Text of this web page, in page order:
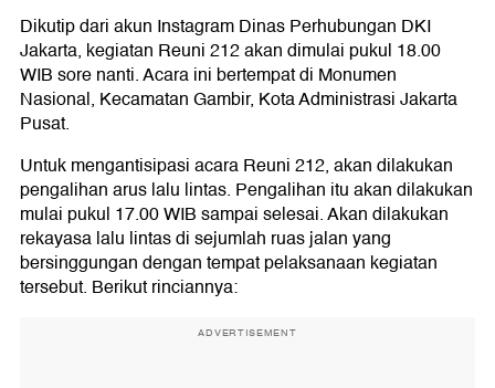
Dikutip dari akun Instagram Dinas Perhubungan DKI
Jakarta, kegiatan Reuni 212 akan dimulai pukul 18.00
WIB sore nanti. Acara ini bertempat di Monumen
Nasional, Kecamatan Gambir, Kota Administrasi Jakarta
Pusat.
Untuk mengantisipasi acara Reuni 212, akan dilakukan
pengalihan arus lalu lintas. Pengalihan itu akan dilakukan
mulai pukul 17.00 WIB sampai selesai. Akan dilakukan
rekayasa lalu lintas di sejumlah ruas jalan yang
bersinggungan dengan tempat pelaksanaan kegiatan
tersebut. Berikut rinciannya:
ADVERTISEMENT